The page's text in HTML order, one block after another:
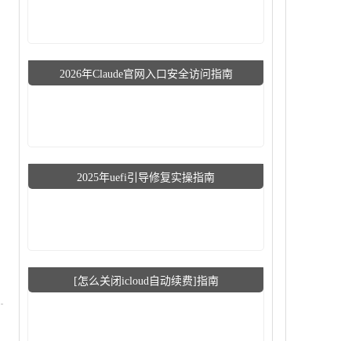
2026年Claude官网入口安全访问指南
2025年uefi引导修复实操指南
[怎么关闭icloud自动续费]指南